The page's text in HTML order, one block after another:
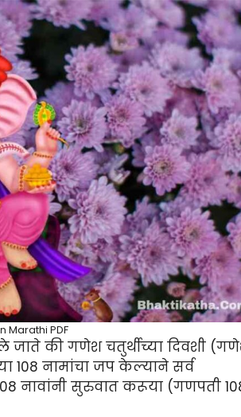
Marathi PDF
जाते की गणेश चतुर्थीच्या दिवशी
108 नामांचा जप केल्याने सर्व
नावांनी सुरुवात करूया (गणपती